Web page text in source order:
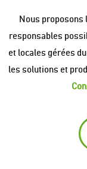
Nous proposons
responsables
et locales gérées
les solutions et